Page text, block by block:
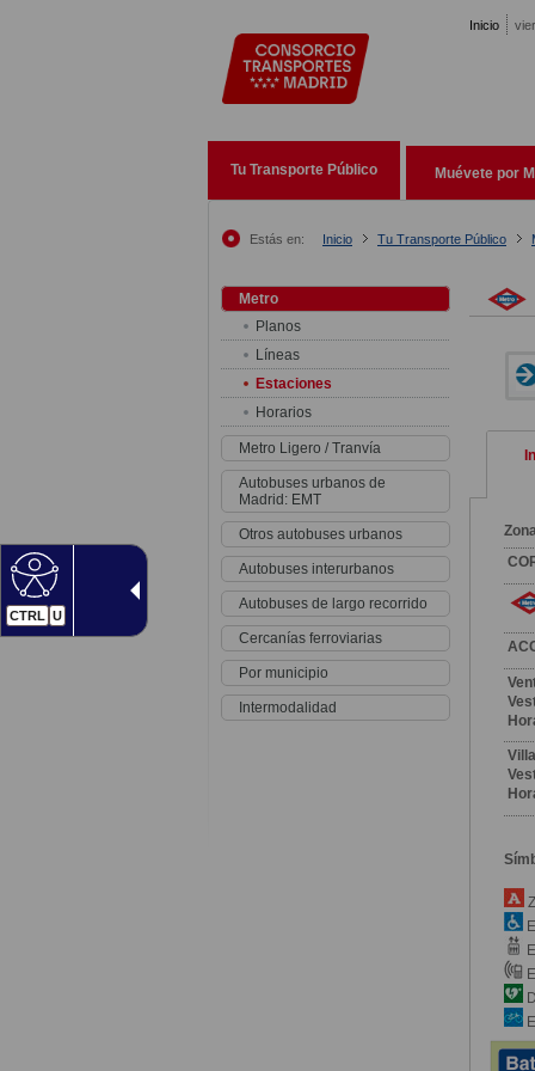
CTRL U
Inicio
Tu Transporte Público Muévete por
Estás en: Inicio Tu Transporte Público
Metro
Planos
Líneas
Estaciones
Horarios
Metro Ligero / Tranvía
Autobuses urbanos de
Madrid: EMT
Otros autobuses urbanos
Autobuses interurbanos
Autobuses de largo recorrido
Cercanías ferroviarias
Por municipio
Intermodalidad